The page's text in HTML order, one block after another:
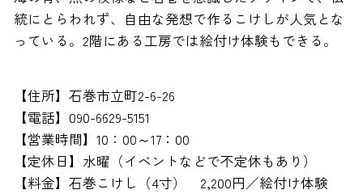
統にとらわれず、自由な発想で作るこけしが人気とな
っている。2階にある工房では絵付け体験もできる。
【住所】石巻市立町2-6-26
【電話】090-6629-5151
【営業時間】10：00～17：00
【定休日】水曜（イベントなどで不定休もあり）
【料金】石巻こけし（4寸） 2,200円／絵付け体験